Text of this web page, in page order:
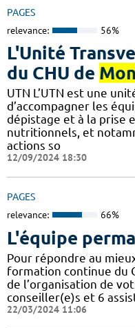
PAGES
relevance: 56%
L'Unité
du CHU de
UTN L’UTN est une
d’accompagner les
dépistage et à la prise
nutritionnels, et
actions so
12/09/2024 18:30
PAGES
relevance: 66%
L'équipe
Pour répondre au
formation continue du
de l’organisation de
conseiller(e)s et 6
22/03/2024 11:06